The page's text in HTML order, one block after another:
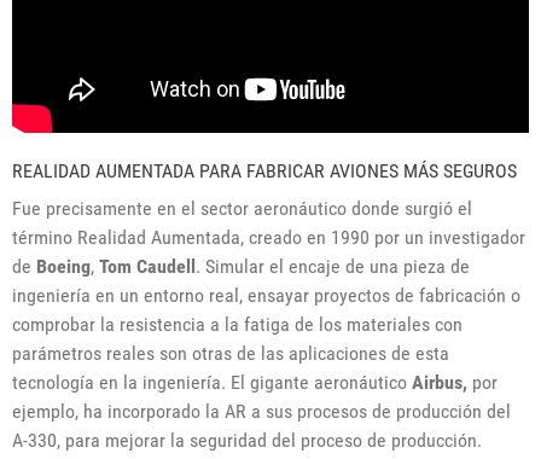
REALIDAD AUMENTADA PARA FABRICAR AVIONES MÁS SEGUROS
Fue precisamente en el sector aeronáutico donde surgió el
término Realidad Aumentada, creado en 1990 por un investigador
de Boeing, Tom Caudell. Simular el encaje de una pieza de
ingeniería en un entorno real, ensayar proyectos de fabricación o
comprobar la resistencia a la fatiga de los materiales con
parámetros reales son otras de las aplicaciones de esta
tecnología en la ingeniería. El gigante aeronáutico Airbus, por
ejemplo, ha incorporado la AR a sus procesos de producción del
A-330, para mejorar la seguridad del proceso de producción.